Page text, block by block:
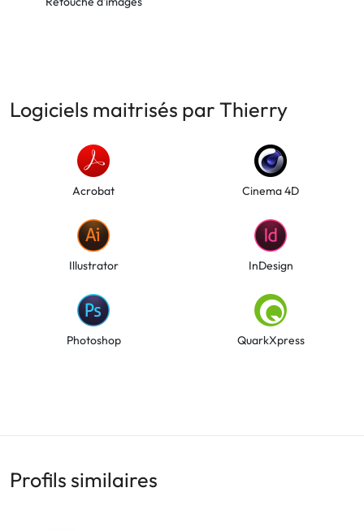
Logiciels maitrisés par Thierry
Acrobat Cinema 4D
Illustrator InDesign
Photoshop QuarkXpress
Profils similaires